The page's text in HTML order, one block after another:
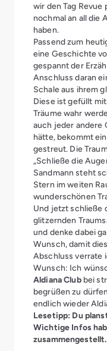
wir den Tag Revue
nochmal an all die
haben.
Passend zum
eine Geschichte
gespannt der
Anschluss daran
Schale aus ihrem
Diese ist gefüllt
Träume wahr
auch jeder andere
hätte, bekommt
gestreut. Die
„Schließe die
Sandmann steht
Stern im weiten
wunderschönen
Und jetzt schließe
glitzernden
und denke dabei
Wunsch, damit
Abschluss verrate
Wunsch: Ich
Aldiana Clubbei
begrüßen zu
endlich wieder
Lesetipp: Du
Wichtige Infos
zusammengestellt.